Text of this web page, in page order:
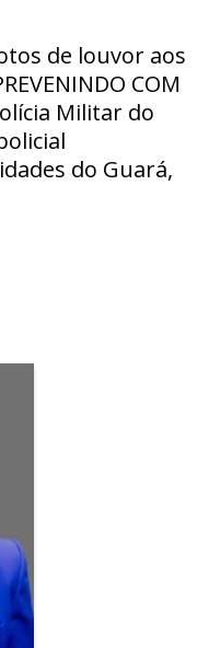
de louvor aos
COM
Militar do
do Guará,